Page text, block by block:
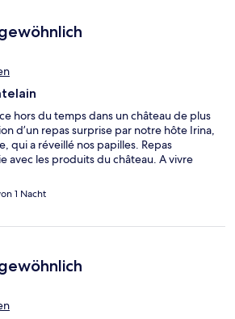
hors du temps dans un château de plus
d’un repas surprise par notre hôte Irina,
qui a réveillé nos papilles. Repas
avec les produits du château. A vivre
1 Nacht